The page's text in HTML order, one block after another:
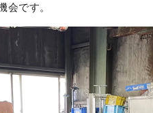
会です。